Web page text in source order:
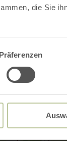
die Sie
Präferenzen